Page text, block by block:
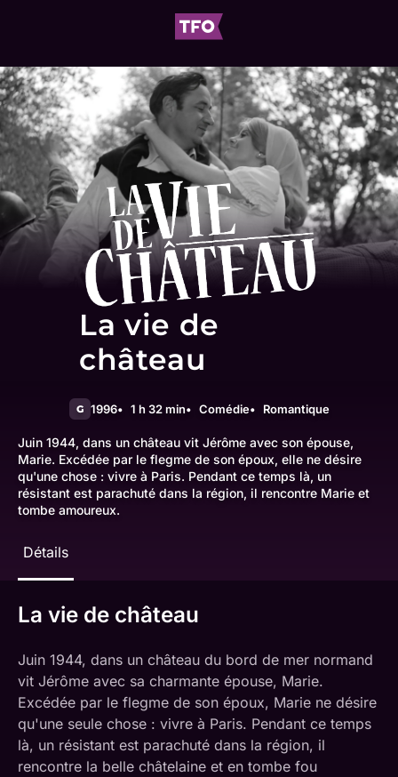
La vie de
château
G 1996 1 h 32 min Comédie Romantique
Juin 1944, dans un château vit Jérôme avec son épouse,
Marie. Excédée par le flegme de son époux, elle ne désire
qu'une chose : vivre à Paris. Pendant ce temps là, un
résistant est parachuté dans la région, il rencontre Marie et
tombe amoureux.
Détails
La vie de château
Juin 1944, dans un château du bord de mer normand
vit Jérôme avec sa charmante épouse, Marie.
Excédée par le flegme de son époux, Marie ne désire
qu'une seule chose : vivre à Paris. Pendant ce temps
là, un résistant est parachuté dans la région, il
rencontre la belle châtelaine et en tombe fou